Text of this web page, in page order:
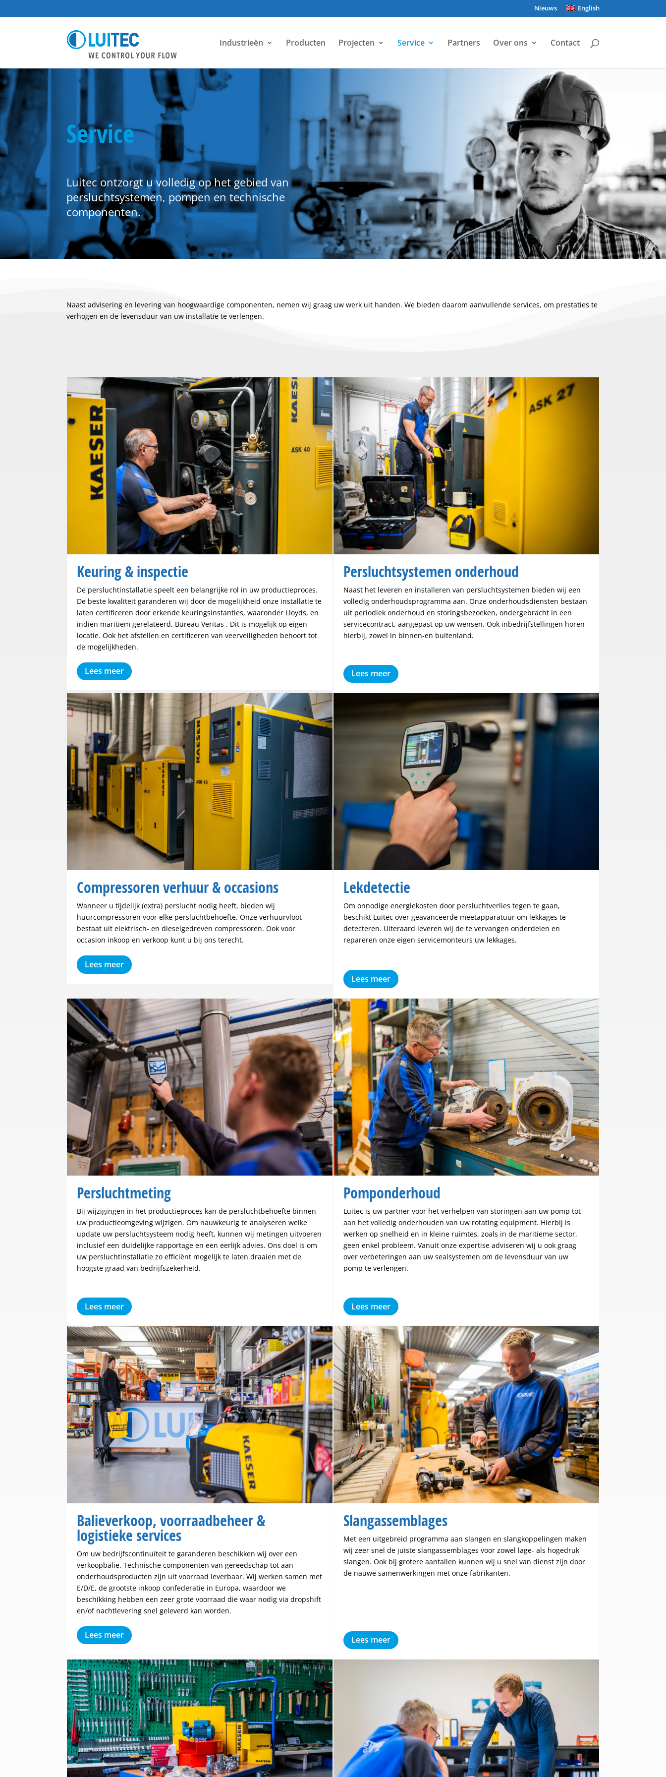
Nieuws English
Industrieën Producten Projecten Service Partners Over ons Contact
Service
Luitec ontzorgt u volledig op het gebied van
persluchtsystemen, pompen en technische
componenten.
Naast advisering en levering van hoogwaardige componenten, nemen wij graag uw werk uit handen. We bieden daarom aanvullende services, om prestaties te
verhogen en de levensduur van uw installatie te verlengen.
Keuring & inspectie
De persluchtinstallatie speelt een belangrijke rol in uw productieproces.
De beste kwaliteit garanderen wij door de mogelijkheid onze installatie te
laten certificeren door erkende keuringsinstanties, waaronder Lloyds, en
indien maritiem gerelateerd, Bureau Veritas . Dit is mogelijk op eigen
locatie. Ook het afstellen en certificeren van veerveiligheden behoort tot
de mogelijkheden.
Lees meer
Persluchtsystemen onderhoud
Naast het leveren en installeren van persluchtsystemen bieden wij een
volledig onderhoudsprogramma aan. Onze onderhoudsdiensten bestaan
uit periodiek onderhoud en storingsbezoeken, ondergebracht in een
servicecontract, aangepast op uw wensen. Ook inbedrijfstellingen horen
hierbij, zowel in binnen-en buitenland.
Lees meer
Compressoren verhuur & occasions
Wanneer u tijdelijk (extra) perslucht nodig heeft, bieden wij
huurcompressoren voor elke persluchtbehoefte. Onze verhuurvloot
bestaat uit elektrisch- en dieselgedreven compressoren. Ook voor
occasion inkoop en verkoop kunt u bij ons terecht.
Lees meer
Lekdetectie
Om onnodige energiekosten door persluchtverlies tegen te gaan,
beschikt Luitec over geavanceerde meetapparatuur om lekkages te
detecteren. Uiteraard leveren wij de te vervangen onderdelen en
repareren onze eigen servicemonteurs uw lekkages.
Lees meer
Persluchtmeting
Bij wijzigingen in het productieproces kan de persluchtbehoefte binnen
uw productieomgeving wijzigen. Om nauwkeurig te analyseren welke
update uw persluchtsysteem nodig heeft, kunnen wij metingen uitvoeren
inclusief een duidelijke rapportage en een eerlijk advies. Ons doel is om
uw persluchtinstallatie zo efficiënt mogelijk te laten draaien met de
hoogste graad van bedrijfszekerheid.
Lees meer
Pomponderhoud
Luitec is uw partner voor het verhelpen van storingen aan uw pomp tot
aan het volledig onderhouden van uw rotating equipment. Hierbij is
werken op snelheid en in kleine ruimtes, zoals in de maritieme sector,
geen enkel probleem. Vanuit onze expertise adviseren wij u ook graag
over verbeteringen aan uw sealsystemen om de levensduur van uw
pomp te verlengen.
Lees meer
Balieverkoop, voorraadbeheer &
logistieke services
Om uw bedrijfscontinuïteit te garanderen beschikken wij over een
verkoopbalie. Technische componenten van gereedschap tot aan
onderhoudsproducten zijn uit voorraad leverbaar. Wij werken samen met
E/D/E, de grootste inkoop confederatie in Europa, waardoor we
beschikking hebben een zeer grote voorraad die waar nodig via dropshift
en/of nachtlevering snel geleverd kan worden.
Lees meer
Slangassemblages
Met een uitgebreid programma aan slangen en slangkoppelingen maken
wij zeer snel de juiste slangassemblages voor zowel lage- als hogedruk
slangen. Ook bij grotere aantallen kunnen wij u snel van dienst zijn door
de nauwe samenwerkingen met onze fabrikanten.
Lees meer